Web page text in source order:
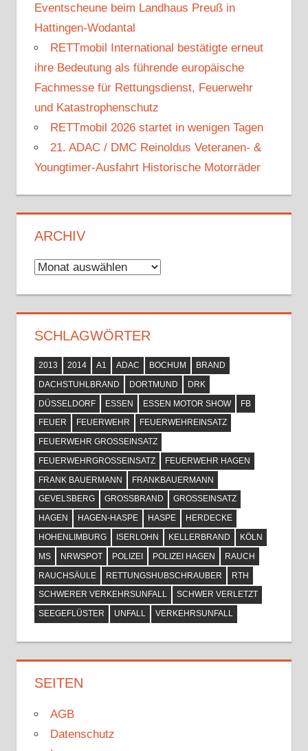
Eventscheune beim Landhaus Preuß in
Hattingen-Wodantal
RETTmobil International bestätigte erneut
ihre Bedeutung als führende europäische
Fachmesse für Rettungsdienst, Feuerwehr
und Katastrophenschutz
RETTmobil 2026 startet in wenigen Tagen
21. ADAC / DMC Reinoldus Veteranen- &
Youngtimer-Ausfahrt Historische Motorräder
ARCHIV
Archiv
SCHLAGWÖRTER
2013 2014 A1 ADAC BOCHUM
BRAND
DACHSTUHLBRAND
DORTMUND
DRK
DÜSSELDORF
ESSEN ESSEN MOTOR SHOW
FB
FEUER
FEUERWEHR
FEUERWEHREINSATZ
FEUERWEHR GROSSEINSATZ
FEUERWEHRGROSSEINSATZ
FEUERWEHR HAGEN
FRANK BAUERMANN
FRANKBAUERMANN
GEVELSBERG
GROSSBRAND
GROSSEINSATZ
HAGEN
HAGEN-HASPE HASPE
HERDECKE
HOHENLIMBURG
ISERLOHN KELLERBRAND
KÖLN
MS
NRWSPOT POLIZEI POLIZEI HAGEN
RAUCH
RAUCHSÄULE
RETTUNGSHUBSCHRAUBER
RTH
SCHWERER VERKEHRSUNFALL
SCHWER VERLETZT
SEEGEFLÜSTER
UNFALL VERKEHRSUNFALL
SEITEN
AGB
Datenschutz